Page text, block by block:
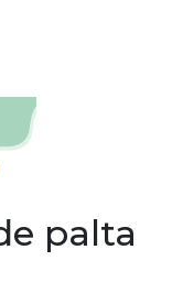
palta